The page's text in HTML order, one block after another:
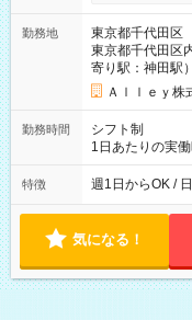
勤務地
東京都千代田区
東京都千代田区
寄り駅：神田駅）
Ａｌｌｅｙ株
勤務時間
シフト制
1日あたりの実
実働時間：1-5
能！ └平日・土
18:00 など
特徴 週1日からOK /
気になる！